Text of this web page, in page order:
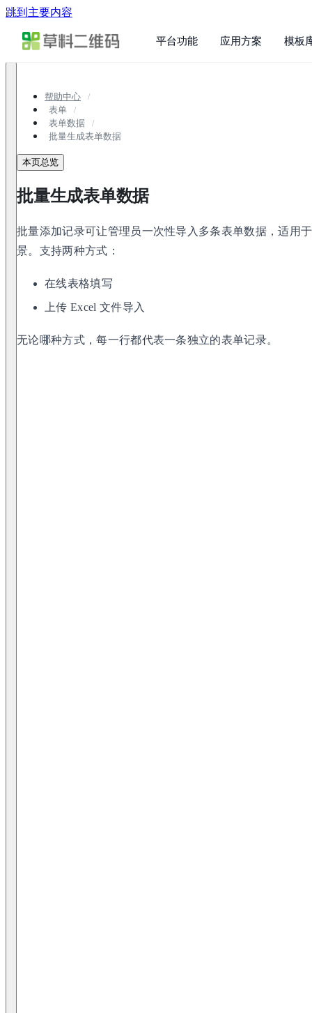
跳到主要内容
平台功能 应用方案 模板
帮助中心
表单
表单数据
批量生成表单数据
本页总览
批量生成表单数据
批量添加记录可让管理员一次性导入多条表单数据，适用
景。支持两种方式：
在线表格填写
上传 Excel 文件导入
无论哪种方式，每一行都代表一条独立的表单记录。